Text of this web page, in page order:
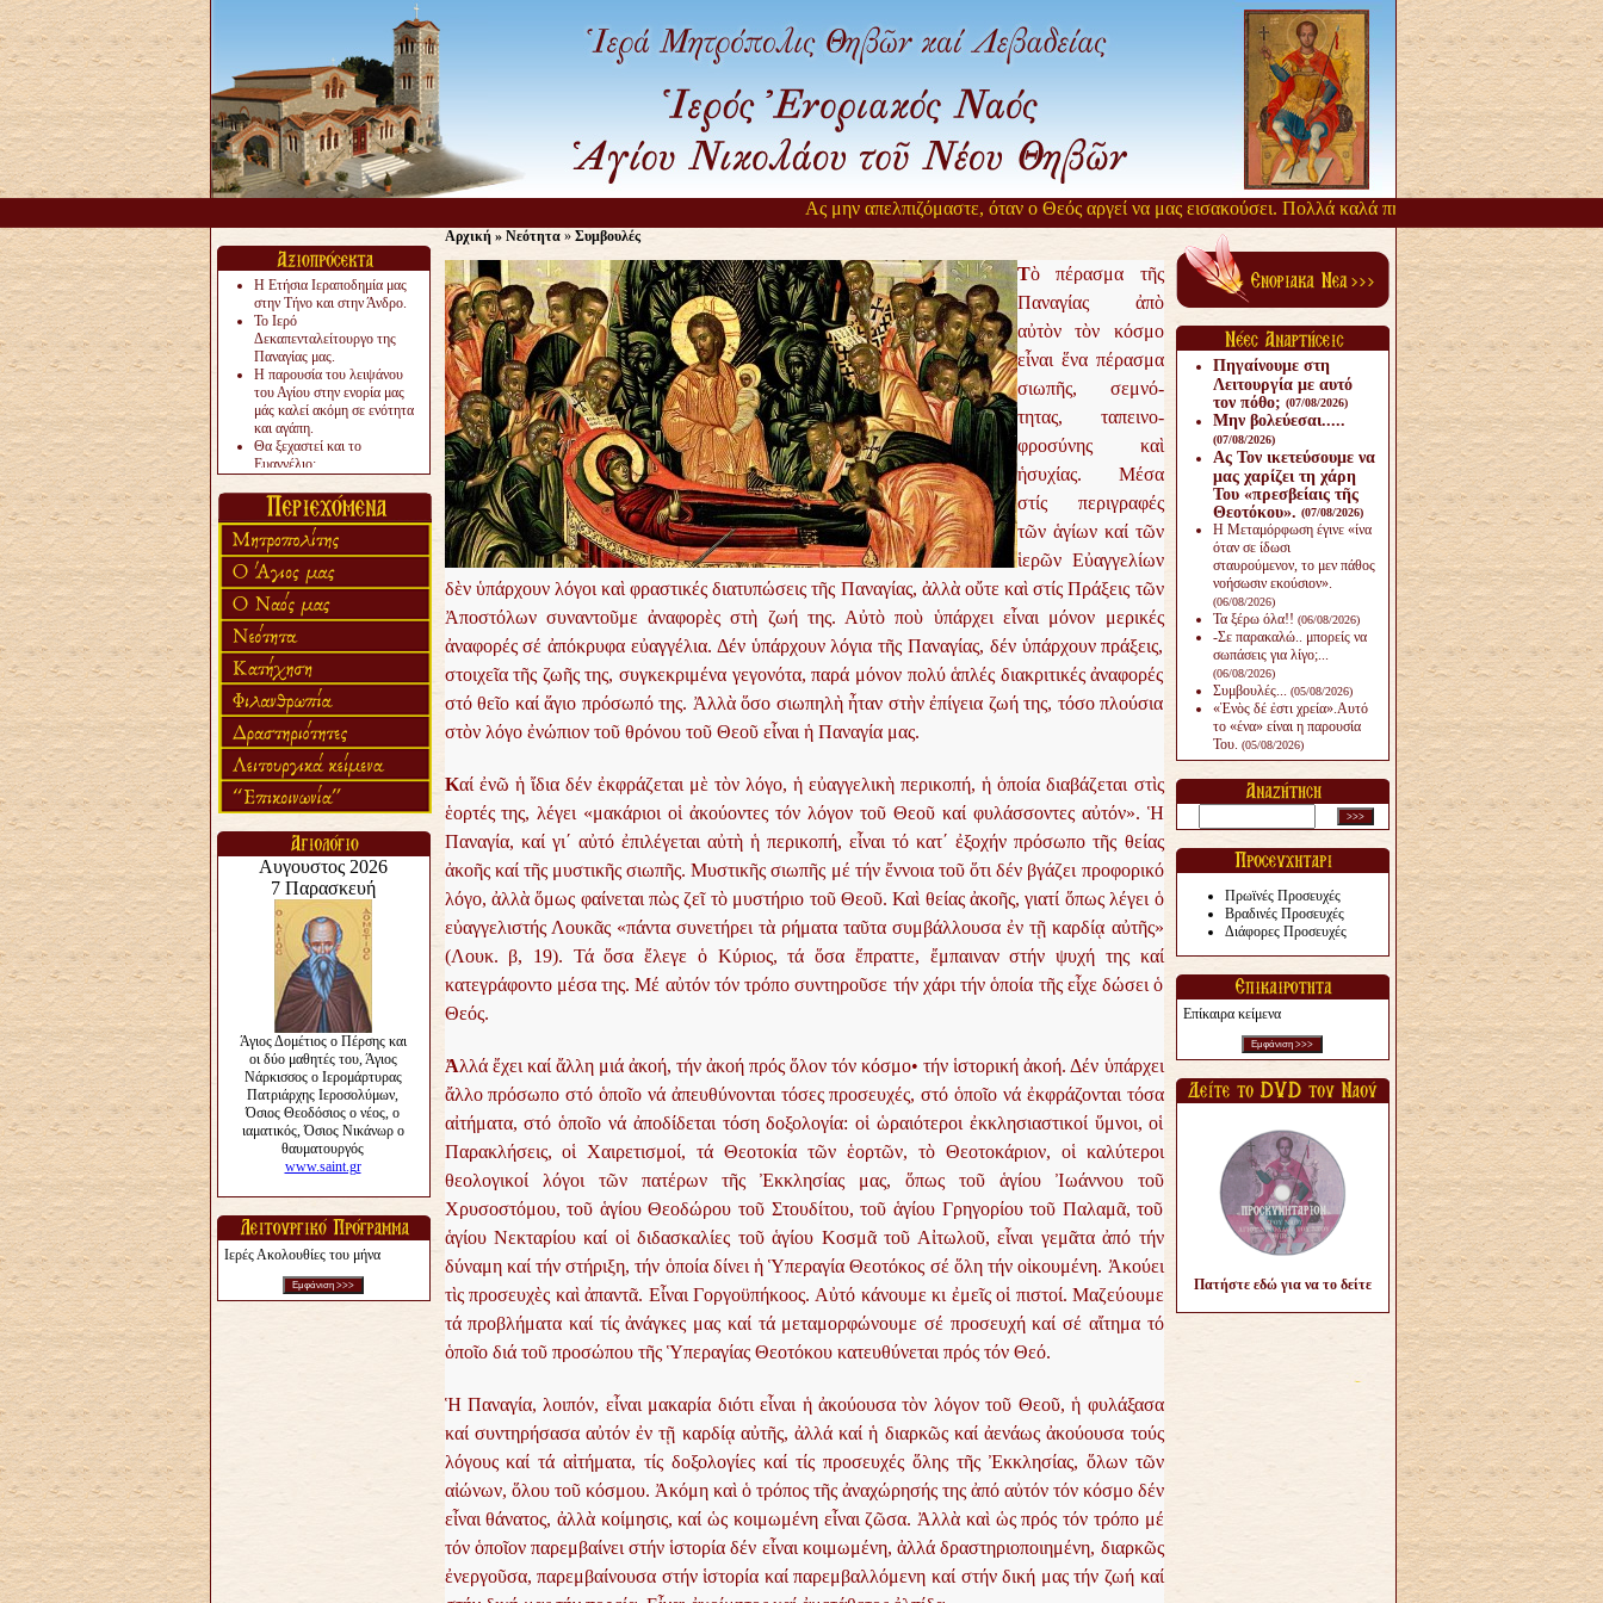
Ας μην απελπιζόμαστε, όταν ο Θεός αργεί να μας εισακούσει. Πολλά καλά πηγάζουν, από την αργοπορία
Η Ετήσια Ιεραποδημία μας
στην Τήνο και στην Άνδρο.
Το Ιερό
Δεκαπενταλείτουργο της
Παναγίας μας.
Η παρουσία του λειψάνου
του Αγίου στην ενορία μας
μάς καλεί ακόμη σε ενότητα
και αγάπη.
Θα ξεχαστεί και το
Ευαγγέλιο;
«πολύ αργά».
Ζητείται....
Ιερές Ακολουθίες του μήνα
Αρχική» Νεότητα» Συμβουλές
Τὸ πέρασμα τῆς
Παναγίας ἀπὸ
αὐτὸν τὸν κόσμο
εἶναι ἕνα πέρασμα
σιωπῆς, σεμνό-
τητας, ταπεινο-
φροσύνης καὶ
ἡσυχίας. Μέσα
στίς περιγραφές
τῶν ἁγίων καί τῶν
ἱερῶν Εὐαγγελίων
δὲν ὑπάρχουν λόγοι καὶ φραστικές διατυπώσεις τῆς Παναγίας, ἀλλὰ οὔτε καὶ στίς Πράξεις τῶν
Ἀποστόλων συναντοῦμε ἀναφορὲς στὴ ζωή της. Αὐτὸ ποὺ ὑπάρχει εἶναι μόνον μερικές
ἀναφορές σέ ἀπόκρυφα εὐαγγέλια. Δέν ὑπάρχουν λόγια τῆς Παναγίας, δέν ὑπάρχουν πράξεις,
στοιχεῖα τῆς ζωῆς της, συγκεκριμένα γεγονότα, παρά μόνον πολύ ἁπλές διακριτικές ἀναφορές
στό θεῖο καί ἅγιο πρόσωπό της. Ἀλλὰ ὅσο σιωπηλὴ ἦταν στὴν ἐπίγεια ζωή της, τόσο πλούσια
στὸν λόγο ἐνώπιον τοῦ θρόνου τοῦ Θεοῦ εἶναι ἡ Παναγία μας.
Καί ἐνῶ ἡ ἴδια δέν ἐκφράζεται μὲ τὸν λόγο, ἡ εὐαγγελικὴ περικοπή, ἡ ὁποία διαβάζεται στὶς
ἑορτές της, λέγει «μακάριοι οἱ ἀκούοντες τόν λόγον τοῦ Θεοῦ καί φυλάσσοντες αὐτόν». Ἡ
Παναγία, καί γι΄ αὐτό ἐπιλέγεται αὐτὴ ἡ περικοπή, εἶναι τό κατ΄ ἐξοχήν πρόσωπο τῆς θείας
ἀκοῆς καί τῆς μυστικῆς σιωπῆς. Μυστικῆς σιωπῆς μέ τήν ἔννοια τοῦ ὅτι δέν βγάζει προφορικό
λόγο, ἀλλὰ ὅμως φαίνεται πὼς ζεῖ τὸ μυστήριο τοῦ Θεοῦ. Καὶ θείας ἀκοῆς, γιατί ὅπως λέγει ὁ
εὐαγγελιστής Λουκᾶς «πάντα συνετήρει τὰ ρήματα ταῦτα συμβάλλουσα ἐν τῇ καρδίᾳ αὐτῆς»
(Λουκ. β, 19). Τά ὅσα ἔλεγε ὁ Κύριος, τά ὅσα ἔπραττε, ἔμπαιναν στήν ψυχή της καί
κατεγράφοντο μέσα της. Μέ αὐτόν τόν τρόπο συντηροῦσε τήν χάρι τήν ὁποία τῆς εἶχε δώσει ὁ
Θεός.
Ἀλλά ἔχει καί ἄλλη μιά ἀκοή, τήν ἀκοή πρός ὅλον τόν κόσμο• τήν ἱστορική ἀκοή. Δέν ὑπάρχει
ἄλλο πρόσωπο στό ὁποῖο νά ἀπευθύνονται τόσες προσευχές, στό ὁποῖο νά ἐκφράζονται τόσα
αἰτήματα, στό ὁποῖο νά ἀποδίδεται τόση δοξολογία: οἱ ὡραιότεροι ἐκκλησιαστικοί ὕμνοι, οἱ
Παρακλήσεις, οἱ Χαιρετισμοί, τά Θεοτοκία τῶν ἑορτῶν, τὸ Θεοτοκάριον, οἱ καλύτεροι
θεολογικοί λόγοι τῶν πατέρων τῆς Ἐκκλησίας μας, ὅπως τοῦ ἁγίου Ἰωάννου τοῦ
Χρυσοστόμου, τοῦ ἁγίου Θεοδώρου τοῦ Στουδίτου, τοῦ ἁγίου Γρηγορίου τοῦ Παλαμᾶ, τοῦ
ἁγίου Νεκταρίου καί οἱ διδασκαλίες τοῦ ἁγίου Κοσμᾶ τοῦ Αἰτωλοῦ, εἶναι γεμᾶτα ἀπό τήν
δύναμη καί τήν στήριξη, τήν ὁποία δίνει ἡ Ὑπεραγία Θεοτόκος σέ ὅλη τήν οἰκουμένη. Ἀκούει
τὶς προσευχὲς καὶ ἀπαντᾶ. Εἶναι Γοργοϋπήκοος. Αὐτό κάνουμε κι ἐμεῖς οἱ πιστοί. Μαζεύουμε
τά προβλήματα καί τίς ἀνάγκες μας καί τά μεταμορφώνουμε σέ προσευχή καί σέ αἴτημα τό
ὁποῖο διά τοῦ προσώπου τῆς Ὑπεραγίας Θεοτόκου κατευθύνεται πρός τόν Θεό.
Ἡ Παναγία, λοιπόν, εἶναι μακαρία διότι εἶναι ἡ ἀκούουσα τὸν λόγον τοῦ Θεοῦ, ἡ φυλάξασα
καί συντηρήσασα αὐτόν ἐν τῇ καρδίᾳ αὐτῆς, ἀλλά καί ἡ διαρκῶς καί ἀενάως ἀκούουσα τούς
λόγους καί τά αἰτήματα, τίς δοξολογίες καί τίς προσευχές ὅλης τῆς Ἐκκλησίας, ὅλων τῶν
αἰώνων, ὅλου τοῦ κόσμου. Ἀκόμη καὶ ὁ τρόπος τῆς ἀναχώρησής της ἀπό αὐτόν τόν κόσμο δέν
εἶναι θάνατος, ἀλλὰ κοίμησις, καί ὡς κοιμωμένη εἶναι ζῶσα. Ἀλλὰ καὶ ὡς πρός τόν τρόπο μέ
τόν ὁποῖον παρεμβαίνει στήν ἱστορία δέν εἶναι κοιμωμένη, ἀλλά δραστηριοποιημένη, διαρκῶς
ἐνεργοῦσα, παρεμβαίνουσα στήν ἱστορία καί παρεμβαλλόμενη καί στήν δική μας τήν ζωή καί
Πηγαίνουμε στη
Λειτουργία με αυτό
τον πόθο; (07/08/2026)
Μην βολεύεσαι.....
(07/08/2026)
Ας Τον ικετεύσουμε να
μας χαρίζει τη χάρη
Του «πρεσβείαις τῆς
Θεοτόκου». (07/08/2026)
Η Μεταμόρφωση έγινε «ίνα
όταν σε ίδωσι
σταυρούμενον, το μεν πάθος
νοήσωσιν εκούσιον».
(06/08/2026)
Τα ξέρω όλα!! (06/08/2026)
-Σε παρακαλώ.. μπορείς να
σωπάσεις για λίγο;...
(06/08/2026)
Συμβουλές... (05/08/2026)
«Ἑνὸς δέ ἐστι χρεία».Αυτό
το «ένα» είναι η παρουσία
Του. (05/08/2026)
Πρωϊνές Προσευχές
Βραδινές Προσευχές
Διάφορες Προσευχές
Επίκαιρα κείμενα
Πατήστε εδώ για να το δείτε